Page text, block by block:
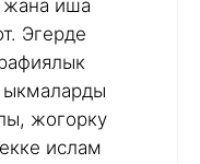
жана иша
Эгерде
ыкмаларды
жогорку
ислам